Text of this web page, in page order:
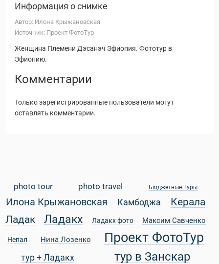
Информация о снимке
Автор: Илона Крыжановская
Источник: Проект ФотоТур
Женщина Племени Дэсанэч Эфиопия. Фототур в
Эфиопию.
Комментарии
Только зарегистрированные пользователи могут
оставлять комментарии.
photo tour photo travel Бюджетные Туры
Илона Крыжановская Камбоджа
Керала
Ладак
Ладакх Ладакх фото Максим Савченко
Непал Нина Лозенко Проект ФотоТур
тур + Ладакх тур в Занскар